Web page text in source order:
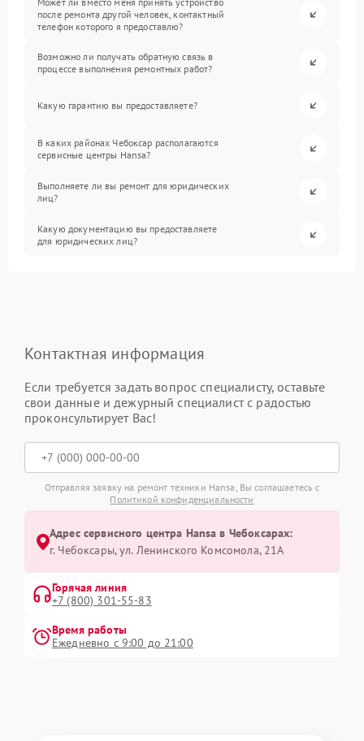
после ремонта другой человек, контактный
телефон которого я предоставлю?
Возможно ли получать обратную связь в
процессе выполнения ремонтных работ?
Какую гарантию вы предоставляете?
В каких районах Чебоксар располагаются
сервисные центры Hansa?
Выполняете ли вы ремонт для юридических
лиц?
Какую документацию вы предоставляете
для юридических лиц?
Контактная информация
Если требуется задать вопрос специалисту, оставьте
свои данные и дежурный специалист с радостью
проконсультирует Вас!
Отправляя заявку на ремонт техники Hansa, Вы соглашаетесь с
Политикой конфиденциальности
Адрес сервисного центра Hansa в Чебоксарах:
г. Чебоксары, ул. Ленинского Комсомола, 21А
Горячая линия
+7 (800) 301-55-83
Время работы
Ежедневно с 9:00 до 21:00